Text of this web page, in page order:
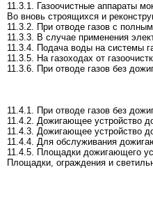
11.3.1. Газоочистные аппараты
Во вновь строящихся и
11.3.2. При отводе газов с
11.3.3. В случае применения
11.3.4. Подача воды на системы
11.3.5. На газоходах от
11.3.6. При отводе газов без
11.4.1. При отводе газов без
11.4.2. Дожигающее устройство
11.4.3. Дожигающее устройство
11.4.4. Для обслуживания
11.4.5. Площадки дожигающего
Площадки, ограждения и